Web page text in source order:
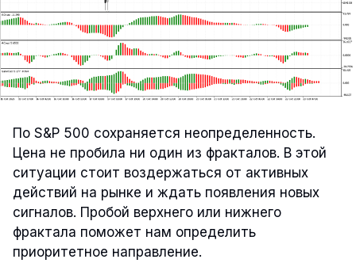
По S&P 500 сохраняется неопределенность.
Цена не пробила ни один из фракталов. В этой
ситуации стоит воздержаться от активных
действий на рынке и ждать появления новых
сигналов. Пробой верхнего или нижнего
фрактала поможет нам определить
приоритетное направление.